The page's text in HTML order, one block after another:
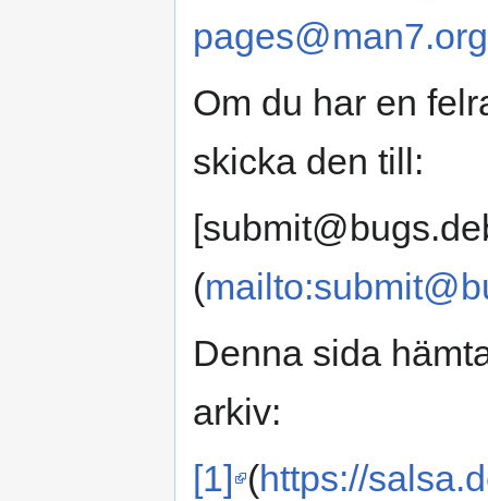
pages@man7.org
Om du har en
skicka den till:
(
Denna sida
arkiv:
[1] (https://